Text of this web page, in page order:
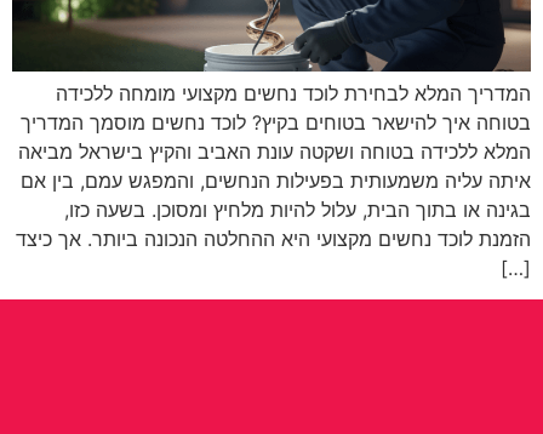
המדריך המלא לבחירת לוכד נחשים מקצועי מומחה ללכידה
בטוחה איך להישאר בטוחים בקיץ? לוכד נחשים מוסמך המדריך
המלא ללכידה בטוחה ושקטה עונת האביב והקיץ בישראל מביאה
איתה עליה משמעותית בפעילות הנחשים, והמפגש עמם, בין אם
בגינה או בתוך הבית, עלול להיות מלחיץ ומסוכן. בשעה כזו,
הזמנת לוכד נחשים מקצועי היא ההחלטה הנכונה ביותר. אך כיצד
[…]